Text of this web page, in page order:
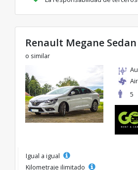
Renault Megane
o similar
5
Igual a igual
Kilometraje ilimitado